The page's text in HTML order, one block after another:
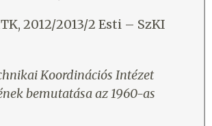
2012/2013/2 Esti – SzKI
Koordinációs Intézet
bemutatása az 1960-as